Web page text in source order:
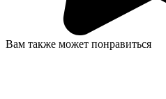
Вам также может понравиться